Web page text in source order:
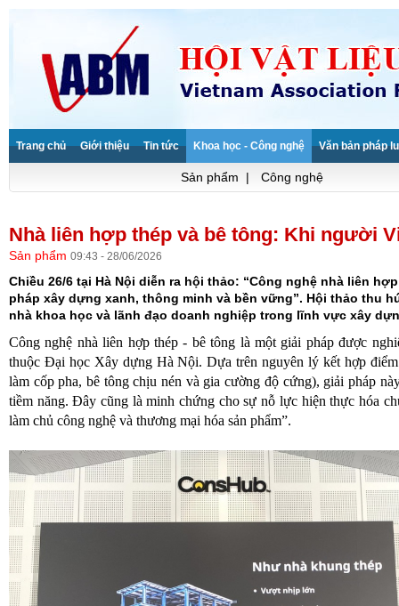
Trang chủ Giới thiệu Tin tức Khoa học - Công nghệ Văn bản pháp
Sản phẩm | Công nghệ
Nhà liên hợp thép và bê tông: Khi người
Sản phẩm 09:43 - 28/06/2026
Chiều 26/6 tại Hà Nội diễn ra hội thảo: “Công nghệ nhà liên
pháp xây dựng xanh, thông minh và bền vững”. Hội thảo thu
nhà khoa học và lãnh đạo doanh nghiệp trong lĩnh vực xây
Công nghệ nhà liên hợp thép - bê tông là một giải pháp được
thuộc Đại học Xây dựng Hà Nội. Dựa trên nguyên lý kết hợp
làm cốp pha, bê tông chịu nén và gia cường độ cứng), giải pháp
tiềm năng. Đây cũng là minh chứng cho sự nỗ lực hiện thực hóa
làm chủ công nghệ và thương mại hóa sản phẩm”.